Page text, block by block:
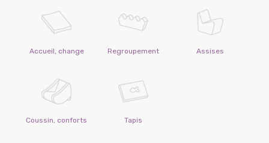
Accueil, change Regroupement Assises
Coussin, conforts Tapis